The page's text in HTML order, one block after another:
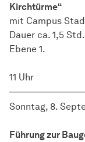
Kirchtürme“
mit Campus
Dauer ca. 1,5
Ebene 1.
11 Uhr
Sonntag, 8.
Führung zur